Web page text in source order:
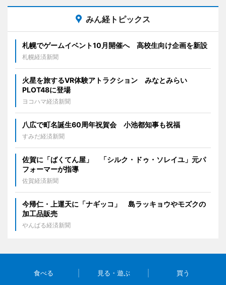
みん経トピックス
札幌でゲームイベント10月開催へ 高校生向け企画を新設
札幌経済新聞
火星を旅するVR体験アトラクション みなとみらい
PLOT48に登場
ヨコハマ経済新聞
八広で町名誕生60周年祝賀会 小池都知事も祝福
すみだ経済新聞
佐賀に「ばくてん屋」 「シルク・ドゥ・ソレイユ」元パ
フォーマーが指導
佐賀経済新聞
今帰仁・上運天に「ナギッコ」 島ラッキョウやモズクの
加工品販売
やんばる経済新聞
食べる 見る・遊ぶ 買う